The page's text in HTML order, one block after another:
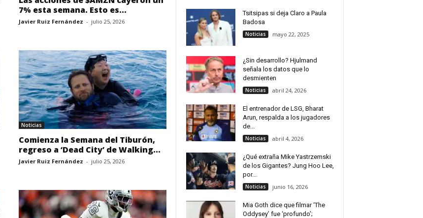
7% esta semana. Esto es...
Javier Ruiz Fernández - julio 25, 2026
Noticias
Comienza la Semana del Tiburón,
regreso a ‘Dead City’ de Walking...
Javier Ruiz Fernández - julio 25, 2026
Tsitsipas si deja Claro a Paula
Badosa
Noticias mayo 22, 2025
¿Sin desarrollo? Hjulmand
señala los datos que lo
desmienten
Noticias abril 24, 2026
El entrenador de LSG, Bharat
Arun, respalda a los jugadores
de...
Noticias abril 4, 2026
¿Qué extraña Mike Yastrzemski
de los Gigantes? Jung Hoo Lee,
por...
Noticias junio 16, 2026
Mia Goth dice que filmar ‘The
Oddysey’ fue ‘profundo’;